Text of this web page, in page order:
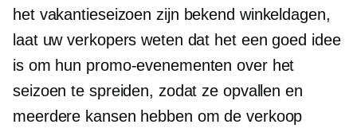
het vakantieseizoen zijn bekend winkeldagen,
laat uw verkopers weten dat het een goed idee
is om hun promo-evenementen over het
seizoen te spreiden, zodat ze opvallen en
meerdere kansen hebben om de verkoop